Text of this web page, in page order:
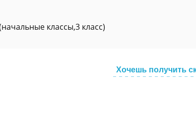
классы,3 класс)
Хочешь получить